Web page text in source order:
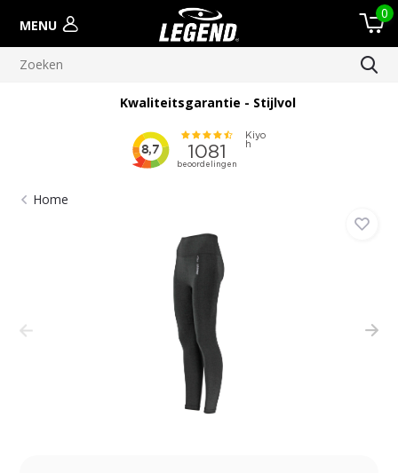
MENU
0
Kwaliteitsgarantie - Stijlvol
Home